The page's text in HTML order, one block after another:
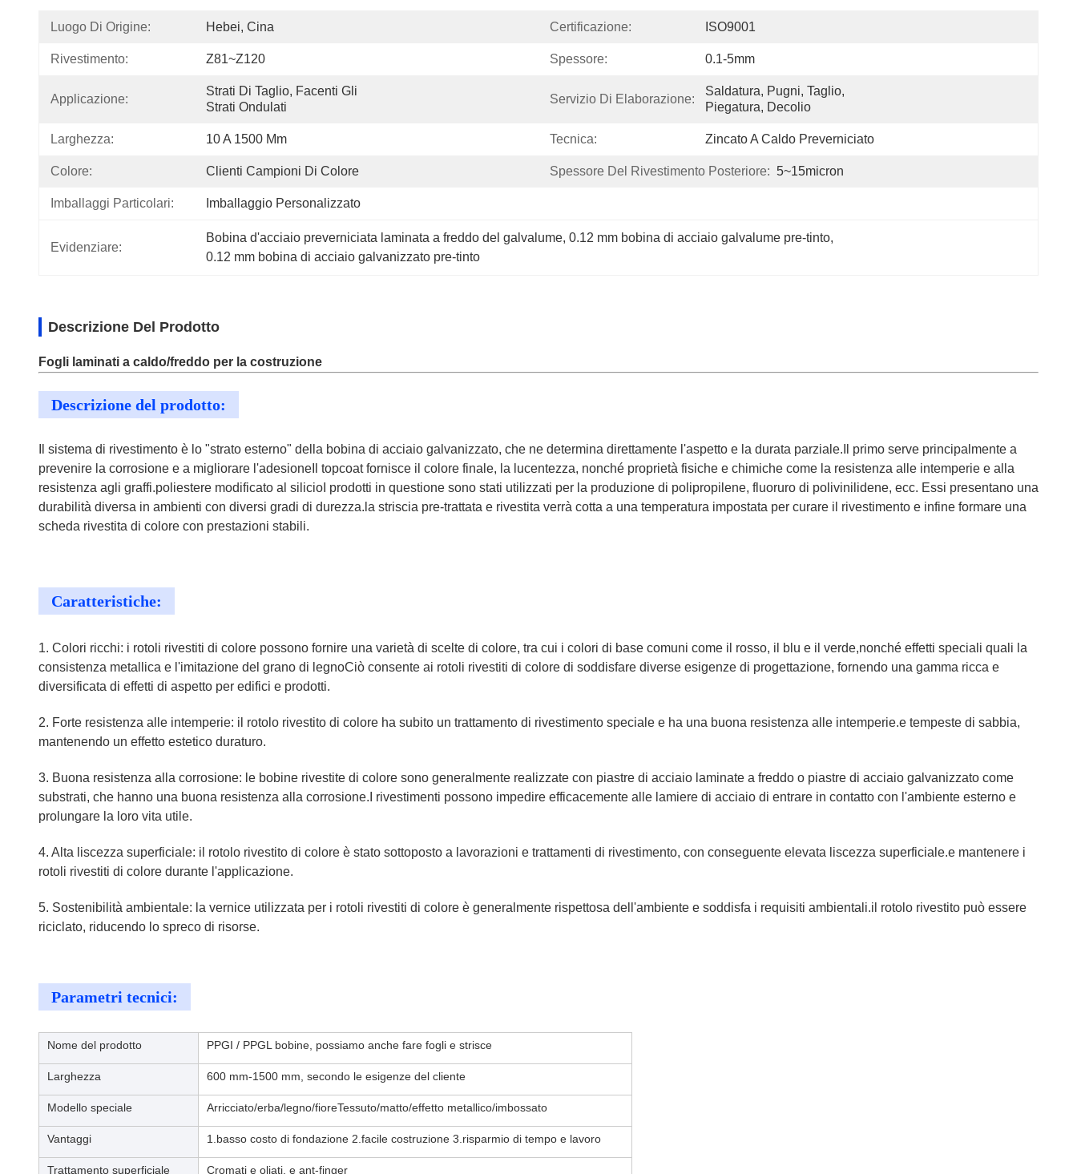
Luogo Di Origine: Hebei, Cina Certificazione: ISO9001
Rivestimento: Z81~Z120 Spessore: 0.1-5mm
Applicazione:
Strati Di Taglio, Facenti Gli
Strati Ondulati
Servizio Di Elaborazione:
Saldatura, Pugni, Taglio,
Piegatura, Decolio
Larghezza: 10 A 1500 Mm Tecnica: Zincato A Caldo Preverniciato
Colore: Clienti Campioni Di Colore Spessore Del Rivestimento Posteriore: 5~15micron
Imballaggi Particolari: Imballaggio Personalizzato
Evidenziare:
Bobina d'acciaio preverniciata laminata a freddo del galvalume, 0.12 mm bobina di acciaio galvalume pre-tinto,
0.12 mm bobina di acciaio galvanizzato pre-tinto
Descrizione Del Prodotto
Fogli laminati a caldo/freddo per la costruzione
Descrizione del prodotto:
Il sistema di rivestimento è lo "strato esterno" della bobina di acciaio galvanizzato, che ne determina direttamente l'aspetto e la durata parziale.Il primo serve principalmente a
prevenire la corrosione e a migliorare l'adesioneIl topcoat fornisce il colore finale, la lucentezza, nonché proprietà fisiche e chimiche come la resistenza alle intemperie e alla
resistenza agli graffi.poliestere modificato al silicioI prodotti in questione sono stati utilizzati per la produzione di polipropilene, fluoruro di polivinilidene, ecc. Essi presentano una
durabilità diversa in ambienti con diversi gradi di durezza.la striscia pre-trattata e rivestita verrà cotta a una temperatura impostata per curare il rivestimento e infine formare una
scheda rivestita di colore con prestazioni stabili.
Caratteristiche:
1. Colori ricchi: i rotoli rivestiti di colore possono fornire una varietà di scelte di colore, tra cui i colori di base comuni come il rosso, il blu e il verde,nonché effetti speciali quali la
consistenza metallica e l'imitazione del grano di legnoCiò consente ai rotoli rivestiti di colore di soddisfare diverse esigenze di progettazione, fornendo una gamma ricca e
diversificata di effetti di aspetto per edifici e prodotti.
2. Forte resistenza alle intemperie: il rotolo rivestito di colore ha subito un trattamento di rivestimento speciale e ha una buona resistenza alle intemperie.e tempeste di sabbia,
mantenendo un effetto estetico duraturo.
3. Buona resistenza alla corrosione: le bobine rivestite di colore sono generalmente realizzate con piastre di acciaio laminate a freddo o piastre di acciaio galvanizzato come
substrati, che hanno una buona resistenza alla corrosione.I rivestimenti possono impedire efficacemente alle lamiere di acciaio di entrare in contatto con l'ambiente esterno e
prolungare la loro vita utile.
4. Alta liscezza superficiale: il rotolo rivestito di colore è stato sottoposto a lavorazioni e trattamenti di rivestimento, con conseguente elevata liscezza superficiale.e mantenere i
rotoli rivestiti di colore durante l'applicazione.
5. Sostenibilità ambientale: la vernice utilizzata per i rotoli rivestiti di colore è generalmente rispettosa dell'ambiente e soddisfa i requisiti ambientali.il rotolo rivestito può essere
riciclato, riducendo lo spreco di risorse.
Parametri tecnici:
Nome del prodotto PPGI / PPGL bobine, possiamo anche fare fogli e strisce
Larghezza 600 mm-1500 mm, secondo le esigenze del cliente
Modello speciale Arricciato/erba/legno/fioreTessuto/matto/effetto metallico/imbossato
Vantaggi 1.basso costo di fondazione 2.facile costruzione 3.risparmio di tempo e lavoro
Trattamento superficiale Cromati e oliati, e ant-finger